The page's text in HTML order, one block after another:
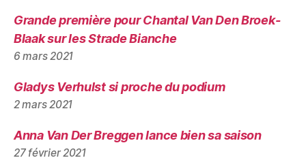
Grande première pour Chantal Van Den Broek-
Blaak sur les Strade Bianche
6 mars 2021
Gladys Verhulst si proche du podium
2 mars 2021
Anna Van Der Breggen lance bien sa saison
27 février 2021